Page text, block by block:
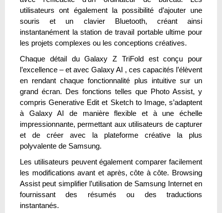
utilisateurs ont également la possibilité d’ajouter une
souris et un clavier Bluetooth, créant ainsi
instantanément la station de travail portable ultime pour
les projets complexes ou les conceptions créatives.
Chaque détail du Galaxy Z TriFold est conçu pour
l’excellence – et avec Galaxy AI , ces capacités l’élèvent
en rendant chaque fonctionnalité plus intuitive sur un
grand écran. Des fonctions telles que Photo Assist, y
compris Generative Edit et Sketch to Image, s’adaptent
à Galaxy AI de manière flexible et à une échelle
impressionnante, permettant aux utilisateurs de capturer
et de créer avec la plateforme créative la plus
polyvalente de Samsung.
Les utilisateurs peuvent également comparer facilement
les modifications avant et après, côte à côte. Browsing
Assist peut simplifier l’utilisation de Samsung Internet en
fournissant des résumés ou des traductions
instantanés.